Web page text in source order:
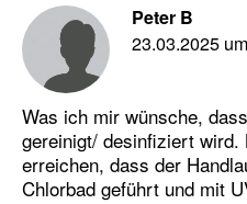
Peter B
23.03.2025
Was ich mir wünsche,
gereinigt/ desinfiziert wird.
erreichen, dass der
Chlorbad geführt und mit